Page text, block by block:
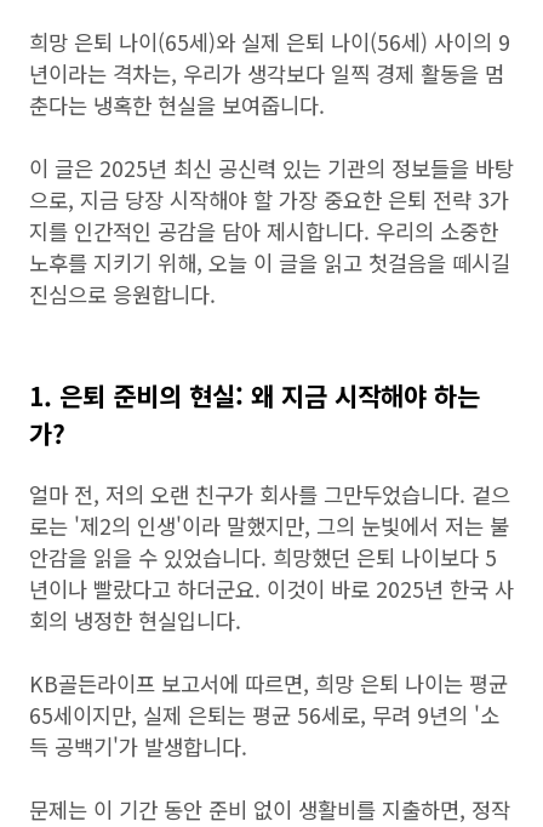
희망 은퇴 나이(65세)와 실제 은퇴 나이(56세) 사이의 9
년이라는 격차는, 우리가 생각보다 일찍 경제 활동을 멈
춘다는 냉혹한 현실을 보여줍니다.
이 글은 2025년 최신 공신력 있는 기관의 정보들을 바탕
으로, 지금 당장 시작해야 할 가장 중요한 은퇴 전략 3가
지를 인간적인 공감을 담아 제시합니다. 우리의 소중한
노후를 지키기 위해, 오늘 이 글을 읽고 첫걸음을 떼시길
진심으로 응원합니다.
1. 은퇴 준비의 현실: 왜 지금 시작해야 하는
가?
얼마 전, 저의 오랜 친구가 회사를 그만두었습니다. 겉으
로는 '제2의 인생'이라 말했지만, 그의 눈빛에서 저는 불
안감을 읽을 수 있었습니다. 희망했던 은퇴 나이보다 5
년이나 빨랐다고 하더군요. 이것이 바로 2025년 한국 사
회의 냉정한 현실입니다.
KB골든라이프 보고서에 따르면, 희망 은퇴 나이는 평균
65세이지만, 실제 은퇴는 평균 56세로, 무려 9년의 '소
득 공백기'가 발생합니다.
문제는 이 기간 동안 준비 없이 생활비를 지출하면, 정작